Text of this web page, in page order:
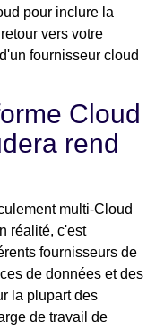
pour inclure la
vers votre
fournisseur cloud
Cloud
rend
multi-Cloud
réalité, c'est
fournisseurs de
de données et des
la plupart des
de travail de